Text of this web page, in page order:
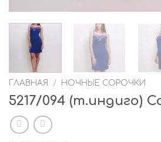
ГЛАВНАЯ / НОЧНЫЕ СОРОЧКИ
5217/094 (т.индиго)